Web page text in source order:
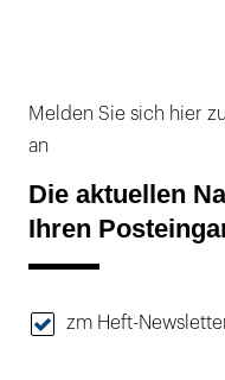
Melden Sie sich hier
an
Die aktuellen
Ihren
zm Heft-